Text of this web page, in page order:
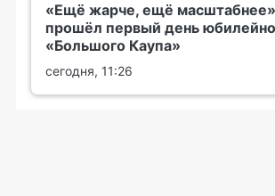
«Ещё жарче, ещё
прошёл первый день
«Большого Каупа»
сегодня, 11:26